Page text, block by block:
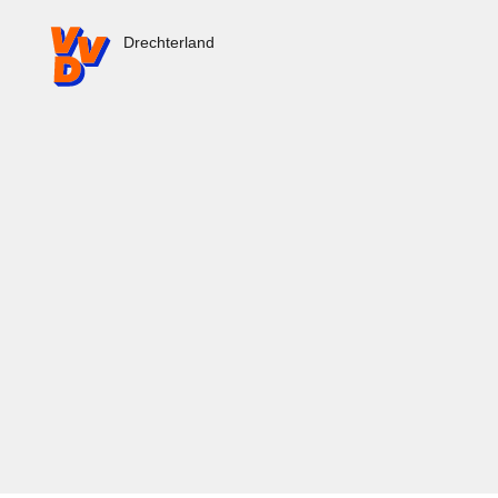
VVD.nl - Ga naar de homepage
Drechterland